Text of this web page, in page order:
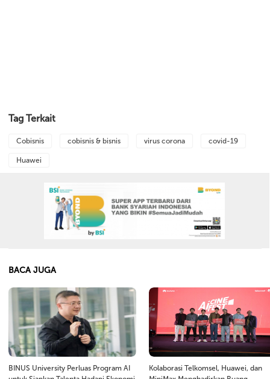
Tag Terkait
Cobisnis cobisnis & bisnis virus corona covid-19
Huawei
BACA JUGA
BINUS University Perluas Program AI
Kolaborasi Telkomsel, Huawei, dan